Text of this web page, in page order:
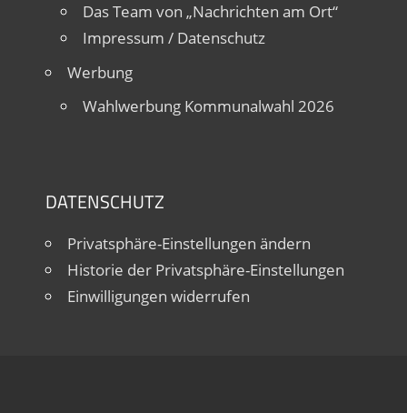
Das Team von „Nachrichten am Ort“
Impressum / Datenschutz
Werbung
Wahlwerbung Kommunalwahl 2026
DATENSCHUTZ
Privatsphäre-Einstellungen ändern
Historie der Privatsphäre-Einstellungen
Einwilligungen widerrufen